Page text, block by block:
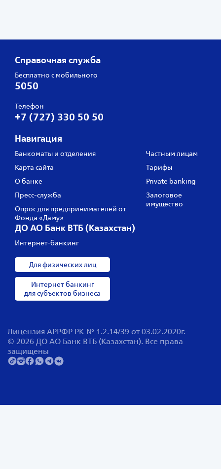
Справочная служба
Бесплатно с мобильного
5050
Телефон
+7 (727) 330 50 50
Навигация
Банкоматы и отделения
Карта сайта
О банке
Пресс‑служба
Опрос для предпринимателей от
Фонда «Даму»
Частным лицам
Тарифы
Private banking
Залоговое
имущество
ДО АО Банк ВТБ (Казахстан)
Интернет-банкинг
Для физических лиц
Интернет банкинг
для субъектов бизнеса
Лицензия АРРФР РК № 1.2.14/39 от 03.02.2020г.
© 2026 ДО АО Банк ВТБ (Казахстан). Все права
защищены